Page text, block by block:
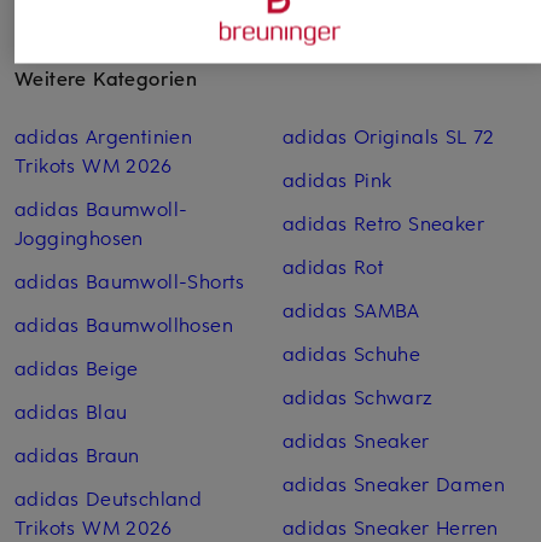
Weitere Kategorien
adidas Argentinien
Trikots WM 2026
adidas Baumwoll-
Jogginghosen
adidas Baumwoll-Shorts
adidas Baumwoll­hosen
adidas Beige
adidas Blau
adidas Braun
adidas Deutschland
Trikots WM 2026
adidas Originals SL 72
adidas Pink
adidas Retro Sneaker
adidas Rot
adidas SAMBA
adidas Schuhe
adidas Schwarz
adidas Sneaker
adidas Sneaker Damen
adidas Sneaker Herren